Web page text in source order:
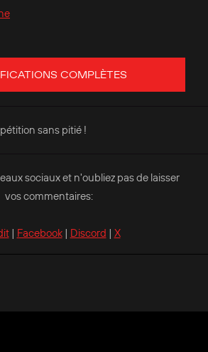
COMPLÈTES
sans pitié !
sociaux et n'oubliez pas de laisser
vos commentaires:
| Facebook| Discord | X